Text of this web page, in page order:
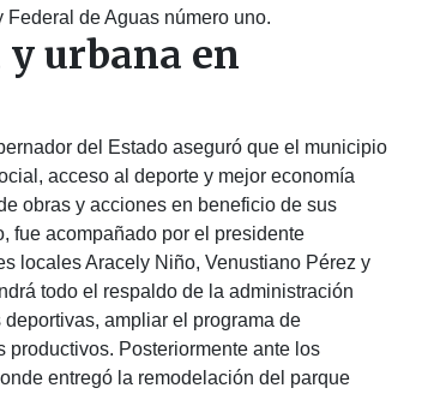
de Aguas número uno.
urbana en
del Estado aseguró que el municipio
acceso al deporte y mejor economía
obras y acciones en beneficio de sus
fue acompañado por el presidente
locales Aracely Niño, Venustiano Pérez y
todo el respaldo de la administración
ampliar el programa de
productivos. Posteriormente ante los
entregó la remodelación del parque